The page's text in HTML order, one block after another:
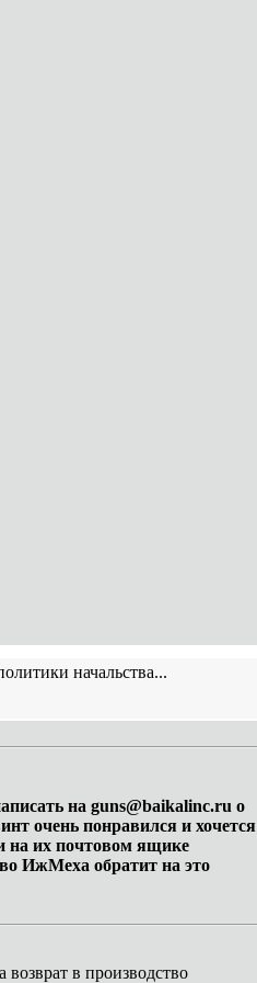
начальства...
на guns@baikalinc.ru о
очень понравился и хочется
на их почтовом ящике
ИжМеха обратит на это
в производство